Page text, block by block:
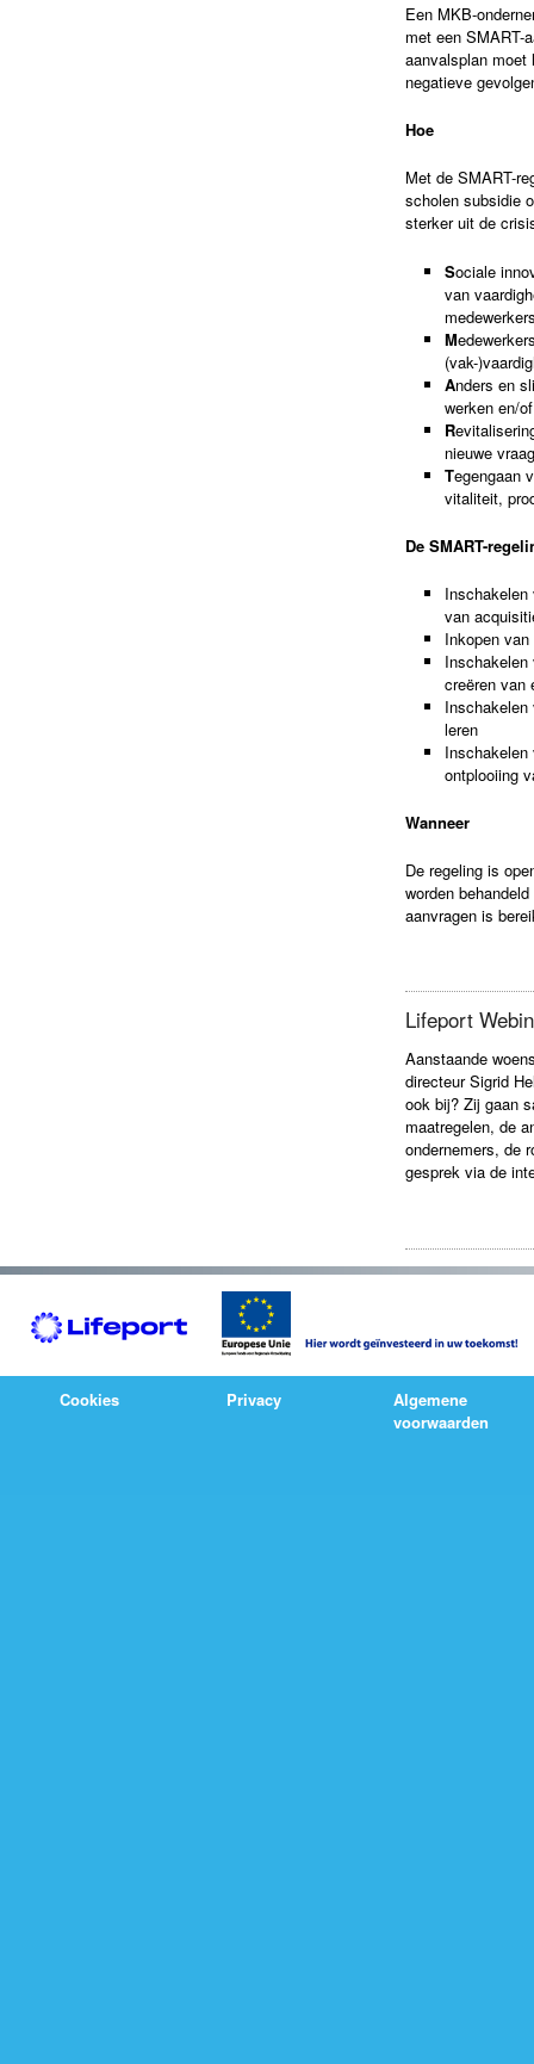
Een MKB-
met een SMART-
aanvalsplan moet
negatieve
Hoe
Met de SMART-
scholen subsidie
sterker uit de
Sociale
van
M
(vak-
Anders en
werken en/
R
nieuwe
Tegengaan
vitaliteit,
De SMART-
Inschakelen
van
Inkopen
creëren van
Inschakelen
leren
ontplooiing
Wanneer
De regeling is
worden
aanvragen is
Lifeport
Aanstaande
directeurSigrid
ook bij? Zij gaan
maatregelen, de
ondernemers, de
gesprek via de
Cookies Privacy
Algemene
voorwaarden